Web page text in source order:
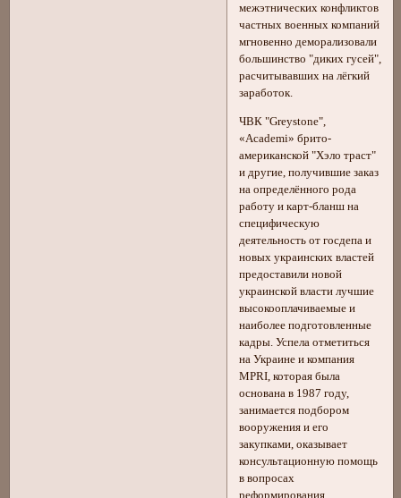
межэтнических конфликтов
частных военных компаний
мгновенно деморализовали
большинство "диких гусей",
расчитывавших на лёгкий
заработок.
ЧВК "Greystone",
«Academi» брито-
американской "Хэло траст"
и другие, получившие заказ
на определённого рода
работу и карт-бланш на
специфическую
деятельность от госдепа и
новых украинских властей
предоставили новой
украинской власти лучшие
высокооплачиваемые и
наиболее подготовленные
кадры. Успела отметиться
на Украине и компания
MPRI, которая была
основана в 1987 году,
занимается подбором
вооружения и его
закупками, оказывает
консультационную помощь
в вопросах
реформирования